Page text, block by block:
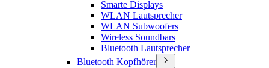
Smarte Displays
WLAN Lautsprecher
WLAN Subwoofers
Wireless Soundbars
Bluetooth Lautsprecher
Bluetooth Kopfhörer